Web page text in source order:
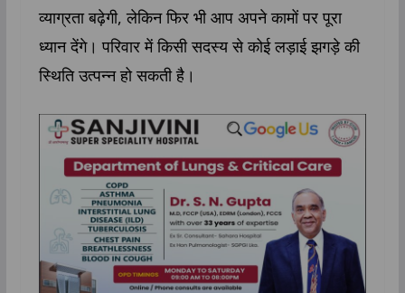
व्याग्रता बढ़ेगी, लेकिन फिर भी आप अपने कामों पर पूरा
ध्यान देंगे। परिवार में किसी सदस्य से कोई लड़ाई झगड़े की
स्थिति उत्पन्न हो सकती है।